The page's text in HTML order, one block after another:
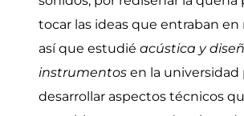
tocar las ideas que entraban en
así que estudiéacústica y
instrumentos en la universidad
desarrollar aspectos técnicos